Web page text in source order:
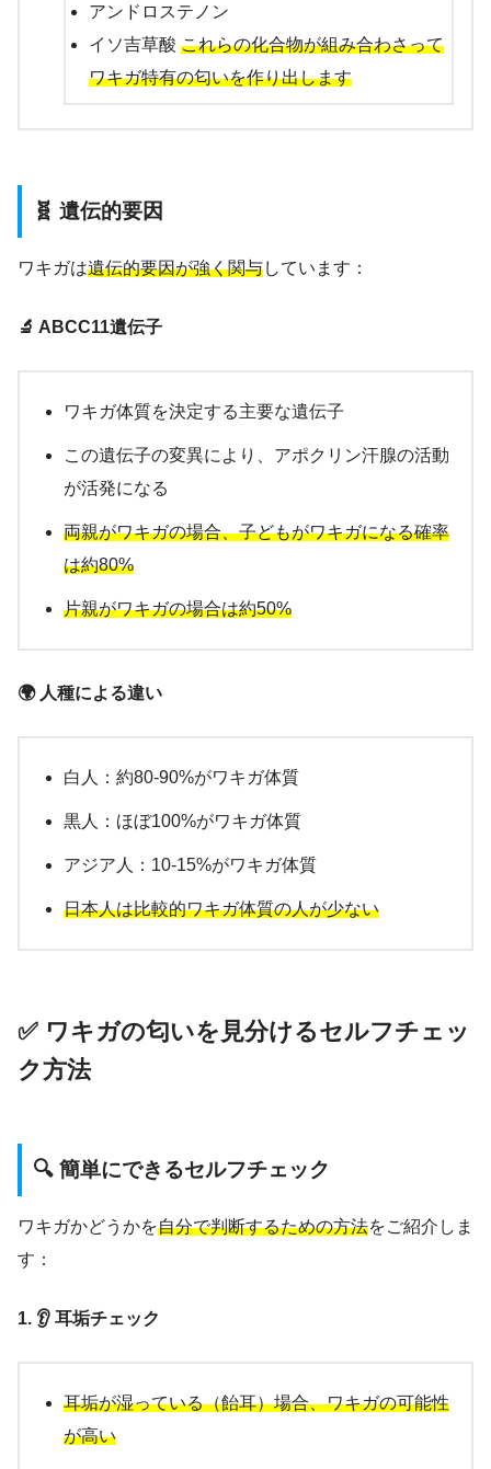
アンドロステノン
イソ吉草酸 これらの化合物が組み合わさって
ワキガ特有の匂いを作り出します
🧬 遺伝的要因
ワキガは遺伝的要因が強く関与しています：
🔬 ABCC11遺伝子
ワキガ体質を決定する主要な遺伝子
この遺伝子の変異により、アポクリン汗腺の活動
が活発になる
両親がワキガの場合、子どもがワキガになる確率
は約80%
片親がワキガの場合は約50%
🌍 人種による違い
白人：約80-90%がワキガ体質
黒人：ほぼ100%がワキガ体質
アジア人：10-15%がワキガ体質
日本人は比較的ワキガ体質の人が少ない
✅ ワキガの匂いを見分けるセルフチェッ
ク方法
🔍 簡単にできるセルフチェック
ワキガかどうかを自分で判断するための方法をご紹介しま
す：
1. 👂 耳垢チェック
耳垢が湿っている（飴耳）場合、ワキガの可能性
が高い